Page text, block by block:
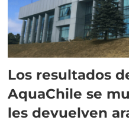
Los resultados
AquaChile se
les devuelven